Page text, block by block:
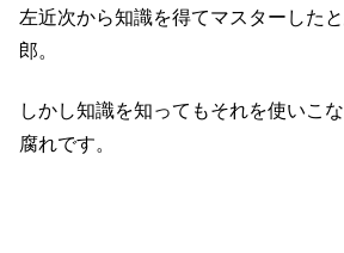
左近次から知識を得てマスターした
郎。
しかし知識を知ってもそれを使いこ
腐れです。